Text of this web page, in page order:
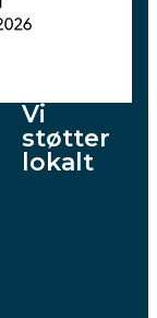
Vi
støtter
lokalt